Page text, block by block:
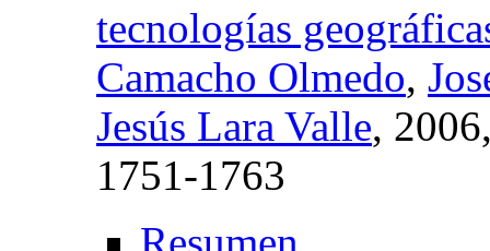
tecnologías
Camacho Olmedo,
Jesús Lara Valle,
1751-1763